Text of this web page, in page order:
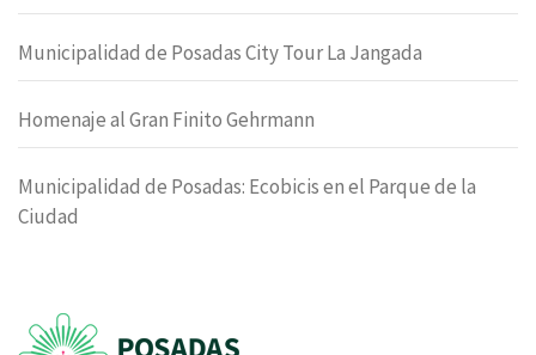
Municipalidad de Posadas City Tour La Jangada
Homenaje al Gran Finito Gehrmann
Municipalidad de Posadas: Ecobicis en el Parque de la
Ciudad